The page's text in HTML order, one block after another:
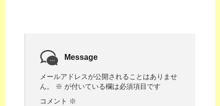
Message
メールアドレスが公開されることはありませ
ん。
※ が付いている欄は必須項目です
コメント ※